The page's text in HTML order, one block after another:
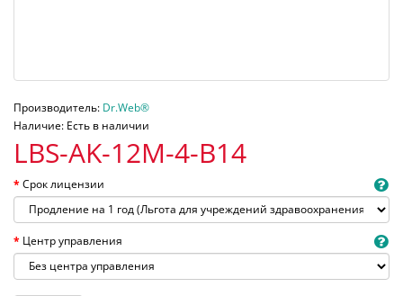
Производитель: Dr.Web®
Наличие: Есть в наличии
LBS-AK-12M-4-B14
Срок лицензии
Центр управления